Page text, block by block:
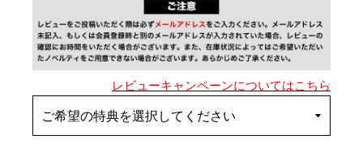
レビューキャンペーンについてはこちら